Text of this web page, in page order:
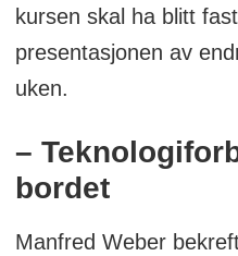
detaljer neste uke
· Gjelder ikke:
kursen skal ha blitt
presentasjonen av
uken.
–
bordet
Manfred Weber